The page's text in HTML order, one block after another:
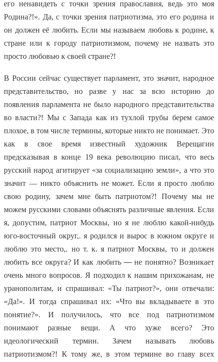
его ненавидеть с точки зрения православия, ведь это моя
Родина?!». Да, с точки зрения патриотизма, это его родина и
он должен её любить. Если мы называем любовь к родине, к
стране или к городу патриотизмом, почему не назвать это
просто любовью к своей стране?!
В России сейчас существует парламент, это значит, народное
представительство, но разве у нас за всю историю до
появления парламента не было народного представительства
во власти?! Мы с Запада как из тухлой трубы берем самое
плохое, в том числе термины, которые никто не понимает. Это
как в свое время известный художник Верещагин
предсказывая в конце 19 века революцию писал, что весь
русский народ агитирует «за социализацию земли», а что это
значит — никто объяснить не может. Если я просто люблю
свою родину, зачем мне быть патриотом?! Почему мы не
можем русскими словами объяснять различные явления. Если
я, допустим, патриот Москвы, но я не люблю какой-нибудь
юго-восточный округ,. я родился и вырос в южном округе и
люблю это место,. но т. к. я патриот Москвы, то и должен
любить все округа? И как любить—не понятно? Возникает
очень много вопросов. Я подходил к нашим прихожанам, не
уранополитам, и спрашивал: «Ты патриот?», они отвечали:
«Да!». И тогда спрашивал их: «Что вы вкладываете в это
понятие?». И получилось, что все под патриотизмом
понимают разные вещи. А что хуже всего? Это
идеологический термин. Зачем называть любовь
патриотизмом?! К тому же, в этом термине во главу всех